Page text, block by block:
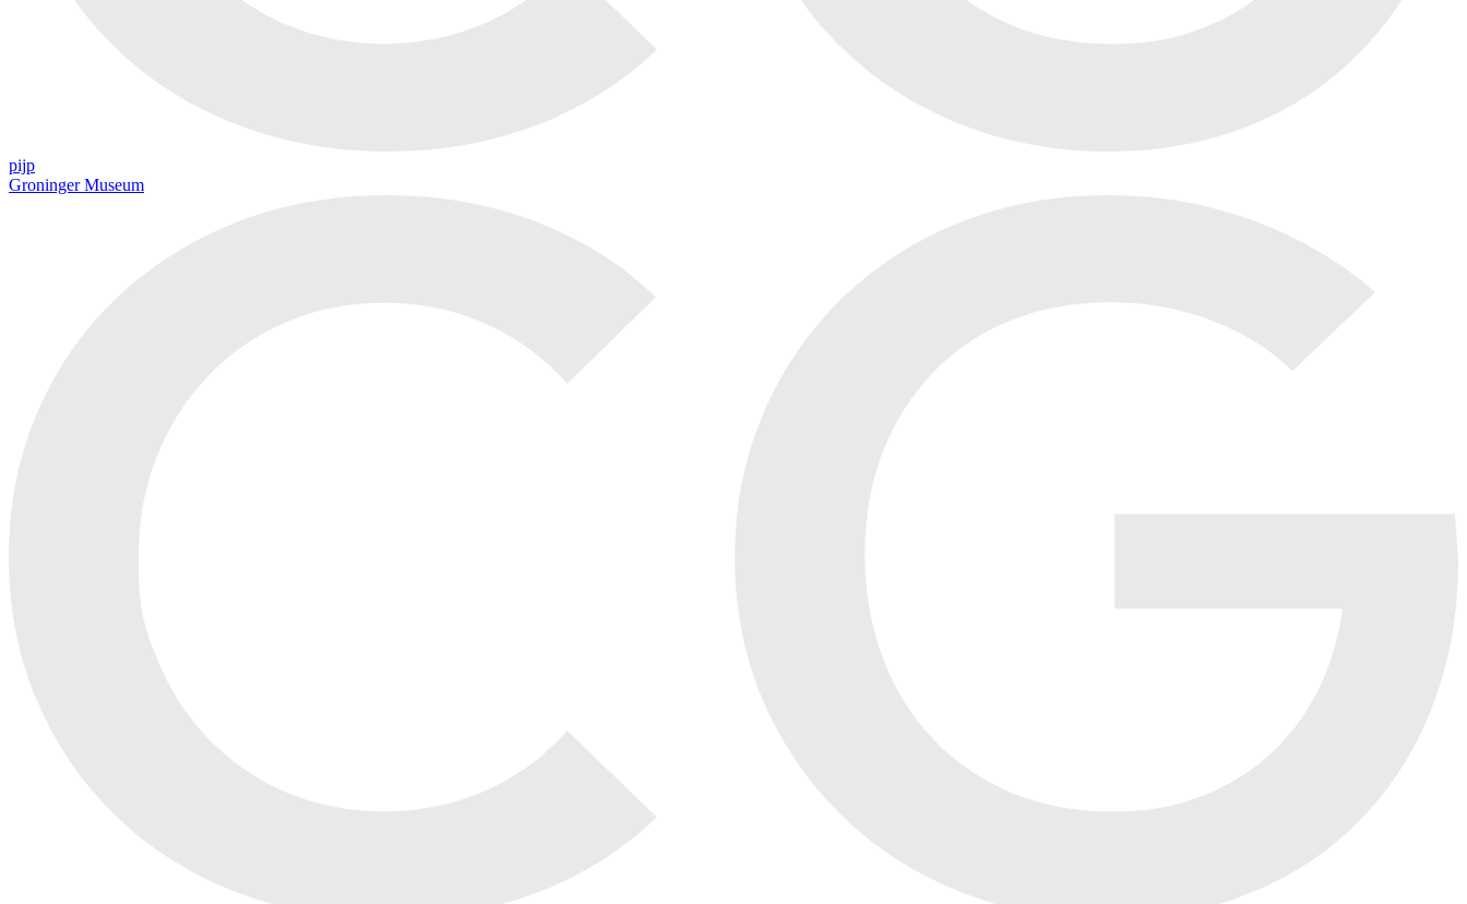
pijp
Groninger Museum